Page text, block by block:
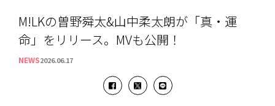
M!LKの曽野舜太&山中柔太朗が「真・運
命」をリリース。MVも公開！
NEWS2026.06.17